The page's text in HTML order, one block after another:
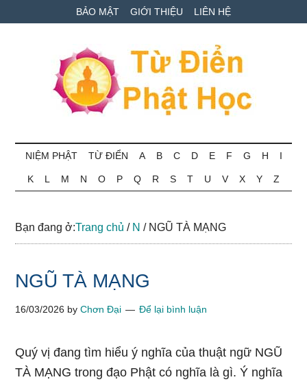
to
to
qua
BẢO MẬT GIỚI THIỆU LIÊN HỆ
Từ
điển
Phật
học
ngữ
NIỆM PHẬT TỪ ĐIỂN A B C D E F G H I
K L M N O P Q R S T U V X Y Z
Bạn đang ở:Trang chủ / N /NGŨ TÀ MẠNG
NGŨ TÀ MẠNG
16/03/2026 byChơn Đại Để lại bình luận
Quý vị đang tìm hiểu ý nghĩa của thuật ngữ NGŨ
TÀ MẠNG trong đạo Phật có nghĩa là gì. Ý nghĩa